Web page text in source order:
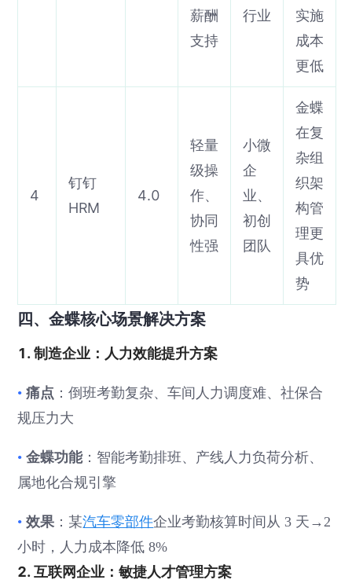
薪酬
支持
行业
实施
成本
更低
4
钉钉
HRM
4.0
轻量
级操
作、
协同
性强
小微
企
业、
初创
团队
金蝶
在复
杂组
织架
构管
理更
具优
势
四、金蝶核心场景解决方案
1. 制造企业：人力效能提升方案
•痛点 ：倒班考勤复杂、车间人力调度难、社保合
规压力大
•金蝶功能：智能考勤排班、产线人力负荷分析、
属地化合规引擎
•效果 ：某汽车零部件企业考勤核算时间从 3 天→2
小时，人力成本降低 8%
2. 互联网企业：敏捷人才管理方案